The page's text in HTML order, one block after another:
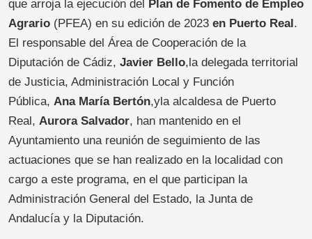
que arroja la ejecución del Plan de Fomento de Empleo
Agrario (PFEA) en su edición de 2023 en Puerto Real.
El responsable del Área de Cooperación de la
Diputación de Cádiz, Javier Bello,la delegada territorial
de Justicia, Administración Local y Función
Pública, Ana María Bertón,yla alcaldesa de Puerto
Real, Aurora Salvador, han mantenido en el
Ayuntamiento una reunión de seguimiento de las
actuaciones que se han realizado en la localidad con
cargo a este programa, en el que participan la
Administración General del Estado, la Junta de
Andalucía y la Diputación.